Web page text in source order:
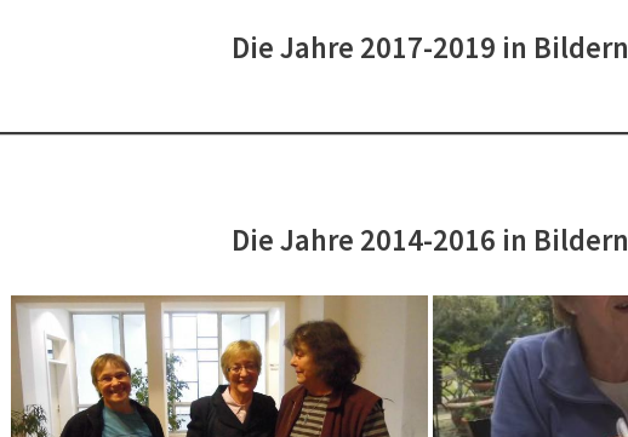
Die Jahre 2017-2019 in Bildern
Die Jahre 2014-2016 in Bildern